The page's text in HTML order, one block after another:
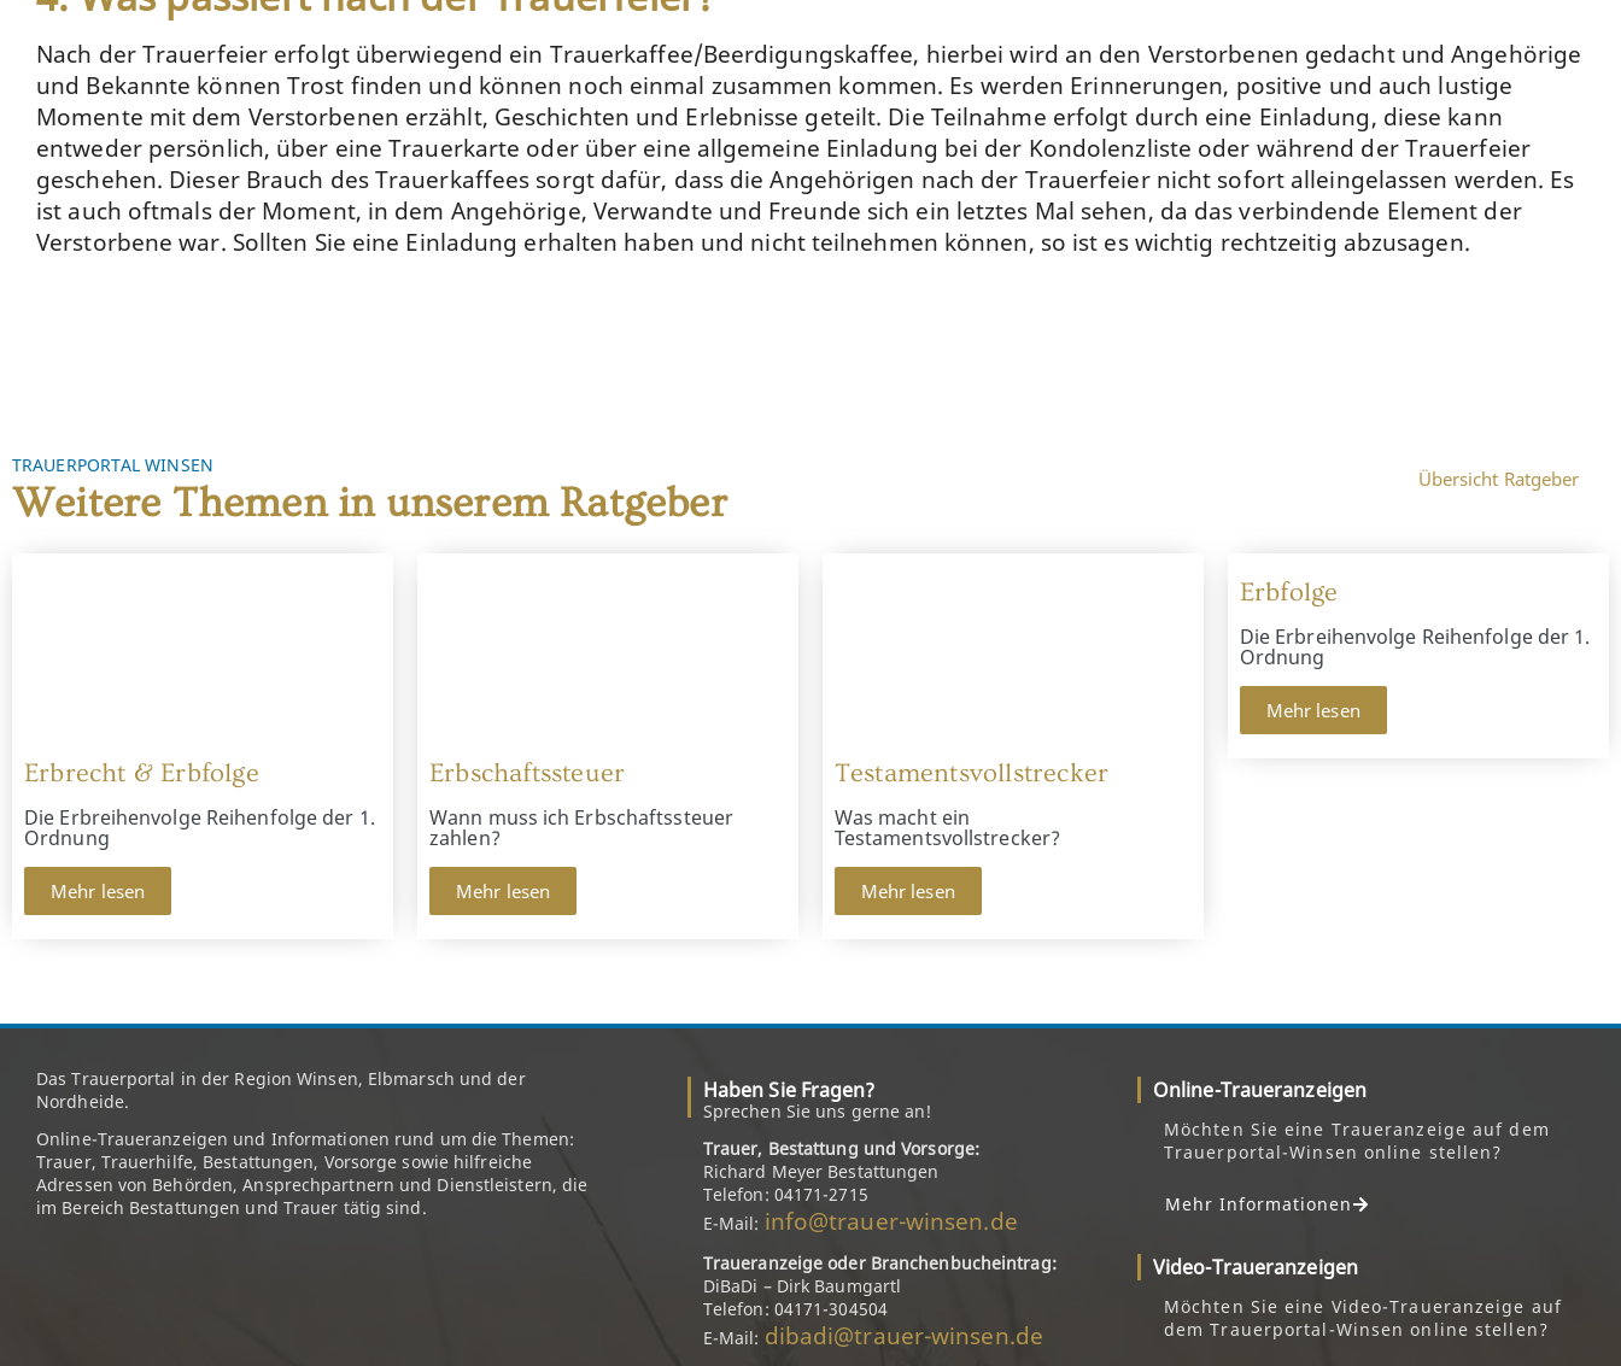
Nach der Trauerfeier erfolgt überwiegend ein Trauerkaffee/Beerdigungskaffee, hierbei wird an den Verstorbenen gedacht und Angehörige
und Bekannte können Trost finden und können noch einmal zusammen kommen. Es werden Erinnerungen, positive und auch lustige
Momente mit dem Verstorbenen erzählt, Geschichten und Erlebnisse geteilt. Die Teilnahme erfolgt durch eine Einladung, diese kann
entweder persönlich, über eine Trauerkarte oder über eine allgemeine Einladung bei der Kondolenzliste oder während der Trauerfeier
geschehen. Dieser Brauch des Trauerkaffees sorgt dafür, dass die Angehörigen nach der Trauerfeier nicht sofort alleingelassen werden. Es
ist auch oftmals der Moment, in dem Angehörige, Verwandte und Freunde sich ein letztes Mal sehen, da das verbindende Element der
Verstorbene war. Sollten Sie eine Einladung erhalten haben und nicht teilnehmen können, so ist es wichtig rechtzeitig abzusagen.
TRAUERPORTAL WINSEN
Weitere Themen in unserem Ratgeber
Übersicht Ratgeber
Erbrecht & Erbfolge
Die Erbreihenvolge Reihenfolge der 1.
Ordnung
Mehr lesen
Erbschaftssteuer
Wann muss ich Erbschaftssteuer
zahlen?
Mehr lesen
Testamentsvollstrecker
Was macht ein
Testamentsvollstrecker?
Mehr lesen
Erbfolge
Die Erbreihenvolge Reihenfolge der 1.
Ordnung
Mehr lesen
Das Trauerportal in der Region Winsen, Elbmarsch und der
Nordheide.
Online-Traueranzeigen und Informationen rund um die Themen:
Trauer, Trauerhilfe, Bestattungen, Vorsorge sowie hilfreiche
Adressen von Behörden, Ansprechpartnern und Dienstleistern, die
im Bereich Bestattungen und Trauer tätig sind.
Haben Sie Fragen?
Sprechen Sie uns gerne an!
Trauer, Bestattung und Vorsorge:
Richard Meyer Bestattungen
Telefon: 04171-2715
E-Mail: info@trauer-winsen.de
Traueranzeige oder Branchenbucheintrag:
DiBaDi – Dirk Baumgartl
Telefon: 04171-304504
E-Mail: dibadi@trauer-winsen.de
Online-Traueranzeigen
Möchten Sie eine Traueranzeige auf dem
Trauerportal-Winsen online stellen?
Mehr Informationen
Video-Traueranzeigen
Möchten Sie eine Video-Traueranzeige auf
dem Trauerportal-Winsen online stellen?